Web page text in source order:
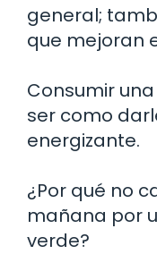
general;
que mejoran
Consumir
ser como
energizante.
¿Por qué no
mañana por
verde?